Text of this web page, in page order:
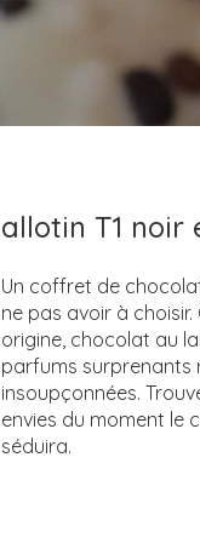
T1 noir
Un coffret de
ne pas avoir à
origine, chocolat au
parfums surprenants
insoupçonnées.
envies du moment le
séduira.